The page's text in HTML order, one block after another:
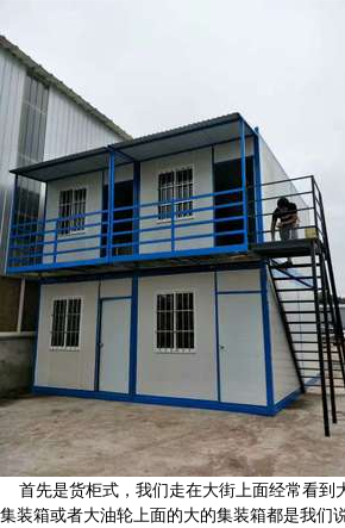
首先是货柜式，我们走在大街上面经常看到
集装箱或者大油轮上面的大的集装箱都是我们